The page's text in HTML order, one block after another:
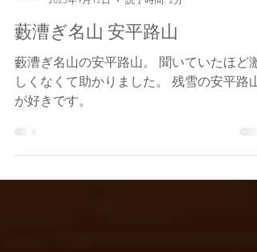
Jun Nagai
2023年9月12日
読了時間: 2分
藪漕ぎ名山 安平路山
しくなくて助かりました。 残雪の安平路山